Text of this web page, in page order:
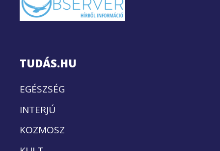
TUDÁS.HU
EGÉSZSÉG
INTERJÚ
KOZMOSZ